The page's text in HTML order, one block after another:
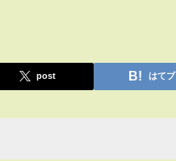
post はてブ